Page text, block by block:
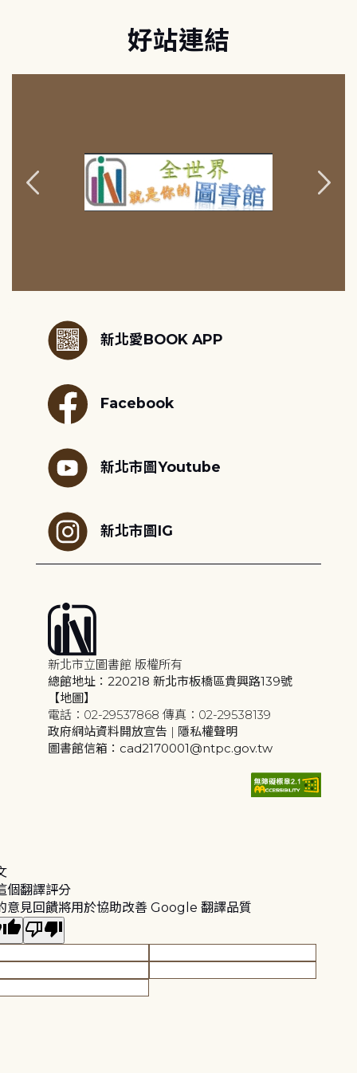
好站連結
新北愛BOOK APP
Facebook
新北市圖Youtube
新北市圖IG
新北市立圖書館 版權所有
總館地址：220218 新北市板橋區貴興路139號
【地圖】
電話：02-29537868 傳真：02-29538139
政府網站資料開放宣告 | 隱私權聲明
圖書館信箱：cad2170001@ntpc.gov.tw
個翻譯評分
意見回饋將用於協助改善 Google 翻譯品質